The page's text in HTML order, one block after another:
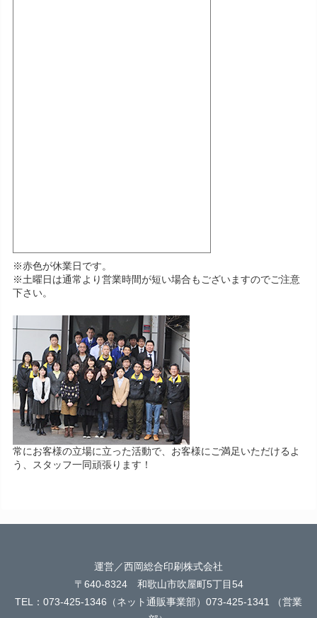
※赤色が休業日です。
※土曜日は通常より営業時間が短い場合もございますのでご注意
下さい。
常にお客様の立場に立った活動で、お客様にご満足いただけるよ
う、スタッフ一同頑張ります！
運営／西岡総合印刷株式会社
〒640-8324 和歌山市吹屋町5丁目54
TEL：073-425-1346（ネット通販事業部）073-425-1341 （営業